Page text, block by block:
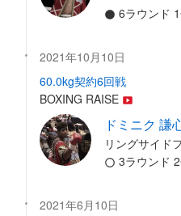
6ラウンド
2021年10月10日
60.0kg契約6回戦
BOXING RAISE
ドミニク 謙
リングサイド
3ラウンド
2021年6月10日